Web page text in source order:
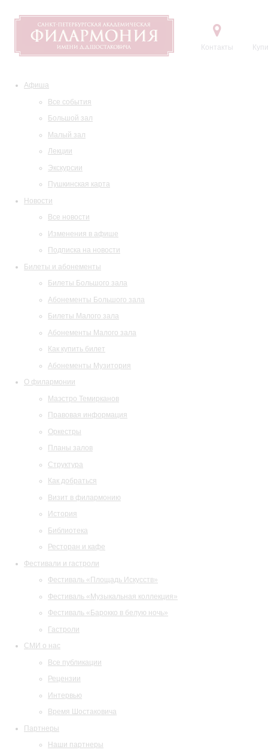
Контакты
Афиша
Все события
Большой зал
Малый зал
Лекции
Экскурсии
Пушкинская карта
Новости
Все новости
Изменения в афише
Подписка на новости
Билеты и абонементы
Билеты Большого зала
Абонементы Большого зала
Билеты Малого зала
Абонементы Малого зала
Как купить билет
Абонементы Музитория
О филармонии
Маэстро Темирканов
Правовая информация
Оркестры
Планы залов
Структура
Как добраться
Визит в филармонию
История
Библиотека
Ресторан и кафе
Фестивали и гастроли
Фестиваль «Площадь Искусств»
Фестиваль «Музыкальная коллекция»
Фестиваль «Барокко в белую ночь»
Гастроли
СМИ о нас
Все публикации
Рецензии
Интервью
Время Шостаковича
Партнеры
Наши партнеры